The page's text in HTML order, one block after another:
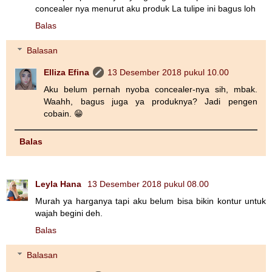
concealer nya menurut aku produk La tulipe ini bagus loh
Balas
Balasan
Elliza Efina
13 Desember 2018 pukul 10.00
Aku belum pernah nyoba concealer-nya sih, mbak.
Waahh, bagus juga ya produknya? Jadi pengen
cobain. 😁
Balas
Leyla Hana
13 Desember 2018 pukul 08.00
Murah ya harganya tapi aku belum bisa bikin kontur untuk
wajah begini deh.
Balas
Balasan